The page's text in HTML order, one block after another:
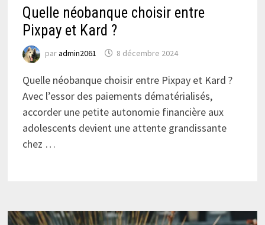
Quelle néobanque choisir entre
Pixpay et Kard ?
paradmin2061 8 décembre 2024
Quelle néobanque choisir entre Pixpay et Kard ?
Avec l’essor des paiements dématérialisés,
accorder une petite autonomie financière aux
adolescents devient une attente grandissante
chez …